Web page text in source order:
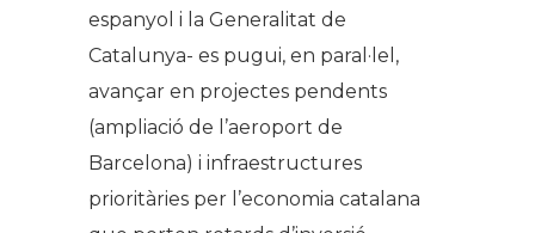
espanyol i la Generalitat de
Catalunya- es pugui, en paral·lel,
avançar en projectes pendents
(ampliació de l’aeroport de
Barcelona) i infraestructures
prioritàries per l’economia catalana